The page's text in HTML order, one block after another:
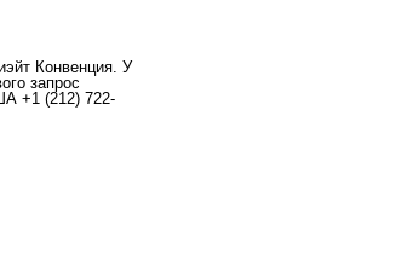
Конвенция. У
запрос
+1 (212) 722-